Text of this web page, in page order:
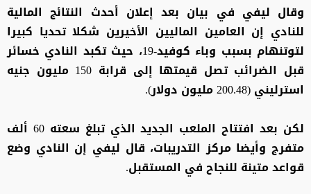
وقال ليفي في بيان بعد إعلان أحدث النتائج المالية
للنادي إن العامين الماليين الأخيرين شكلا تحديا كبيرا
لتوتنهام بسبب وباء كوفيد-19، حيث تكبد النادي خسائر
قبل الضرائب تصل قيمتها إلى قرابة 150 مليون جنيه
استرليني (200.48 مليون دولار).
لكن بعد افتتاح الملعب الجديد الذي تبلغ سعته 60 ألف
متفرج وأيضا مركز التدريبات، قال ليفي إن النادي وضع
قواعد متينة للنجاح في المستقبل.